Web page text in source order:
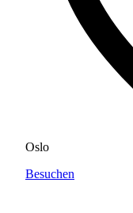
Oslo
Besuchen